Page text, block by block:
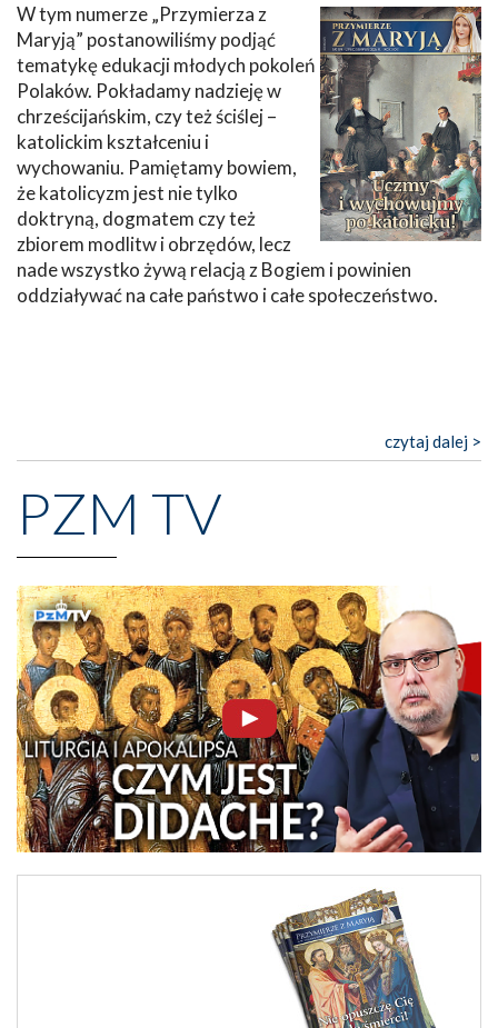
W tym numerze „Przymierza z
Maryją” postanowiliśmy podjąć
tematykę edukacji młodych pokoleń
Polaków. Pokładamy nadzieję w
chrześcijańskim, czy też ściślej –
katolickim kształceniu i
wychowaniu. Pamiętamy bowiem,
że katolicyzm jest nie tylko
doktryną, dogmatem czy też
zbiorem modlitw i obrzędów, lecz
nade wszystko żywą relacją z Bogiem i powinien
oddziaływać na całe państwo i całe społeczeństwo.
czytaj dalej >
PZM TV